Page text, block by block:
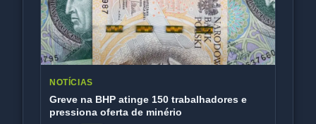
NOTÍCIAS
Greve na BHP atinge 150 trabalhadores e
pressiona oferta de minério